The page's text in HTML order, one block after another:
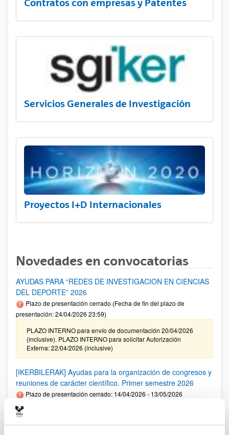
Contratos con empresas y Patentes
Servicios Generales de Investigación
Proyectos I+D Internacionales
Novedades en convocatorias
AYUDAS PARA “REDES DE INVESTIGACION EN CIENCIAS
DEL DEPORTE” 2026
Plazo de presentación cerrado (Fecha de fin del plazo de
presentación: 24/04/2026 23:59)
PLAZO INTERNO para envío de documentación 20/04/2026
(inclusive). PLAZO INTERNO para solicitar Autorización
Externa: 22/04/2026 (inclusive)
[IKERBILERAK] Ayudas para la organización de congresos y
reuniones de carácter científico. Primer semestre 2026
Plazo de presentación cerrado: 14/04/2026 - 13/05/2026